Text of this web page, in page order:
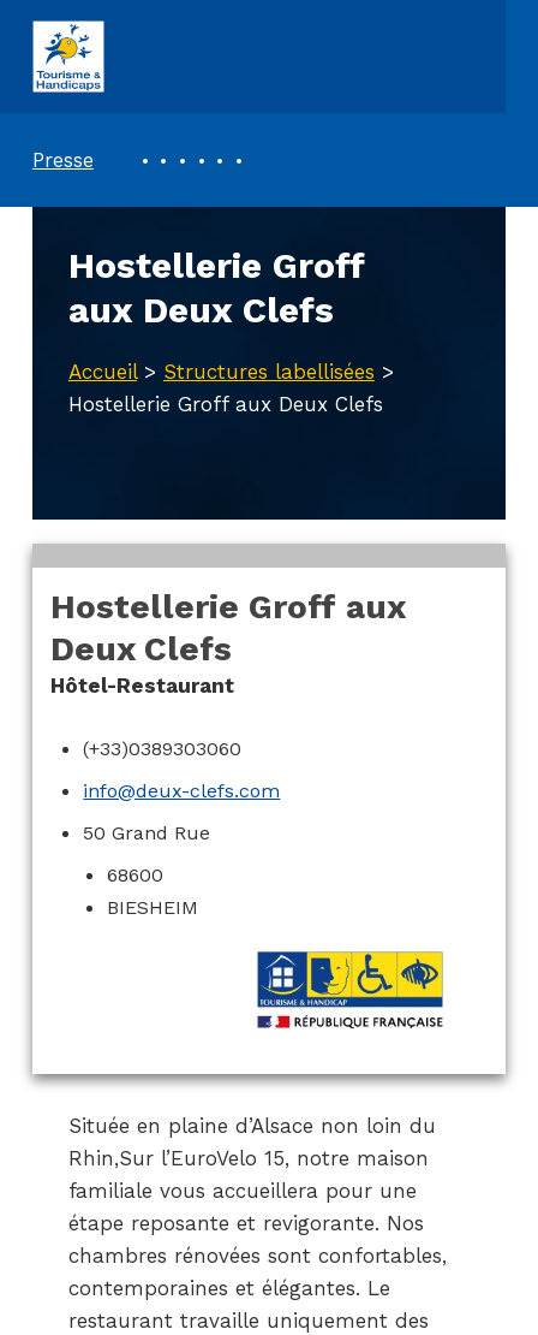
ASSOCIATION TOURISME ET HANDICAPS
Presse
Hostellerie Groff
aux Deux Clefs
Accueil> Structures labellisées >
Hostellerie Groff aux Deux Clefs
Hostellerie Groff aux
Deux Clefs
Hôtel-Restaurant
(+33)0389303060
info@deux-clefs.com
50 Grand Rue
68600
BIESHEIM
Située en plaine d’Alsace non loin du
Rhin,Sur l’EuroVelo 15, notre maison
familiale vous accueillera pour une
étape reposante et revigorante. Nos
chambres rénovées sont confortables,
contemporaines et élégantes. Le
restaurant travaille uniquement des